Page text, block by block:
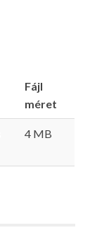
Fájl
méret
4 MB